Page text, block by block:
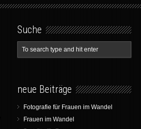
Suche
neue Beiträge
Fotografie für Frauen im Wandel
Frauen im Wandel